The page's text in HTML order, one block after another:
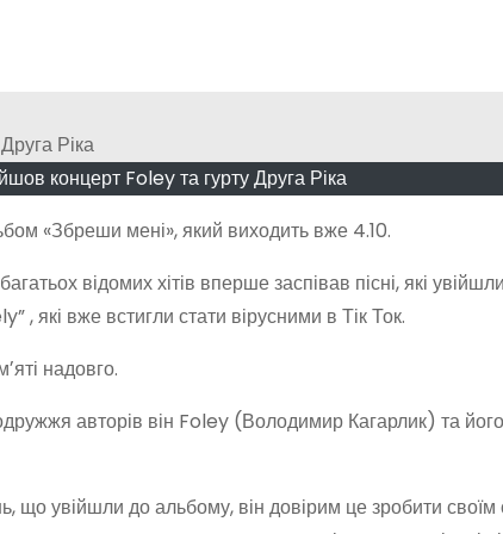
концерт Foley та гурту Друга Ріка
«Збреши мені», який виходить вже 4.10.
відомих хітів вперше заспівав пісні, які
, які вже встигли стати вірусними в Тік Ток.
надовго.
авторів він Foley (Володимир Кагарлик) та
що увійшли до альбому, він довірим це зробити своїм